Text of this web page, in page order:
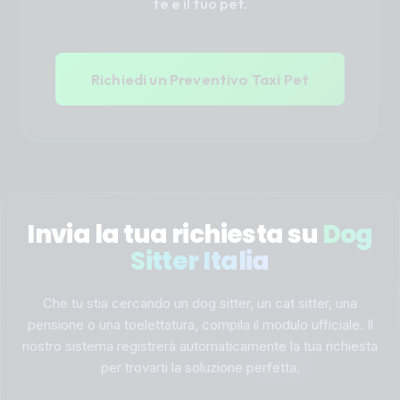
Richiedi un Preventivo Taxi Pet
Invia la tua richiesta su Dog
Sitter Italia
Che tu stia cercando un dog sitter, un cat sitter, una
pensione o una toelettatura, compila il modulo ufficiale. Il
nostro sistema registrerà automaticamente la tua richiesta
per trovarti la soluzione perfetta.